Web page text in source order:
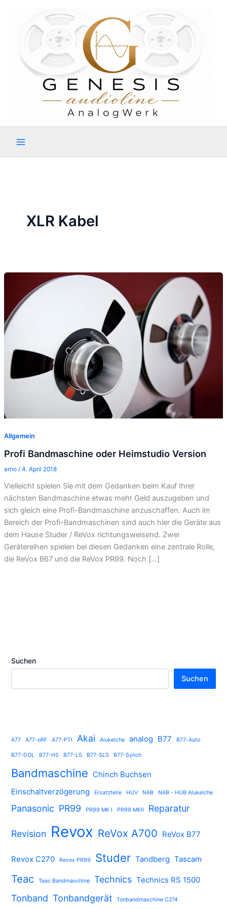
springen
XLR Kabel
Allgemein
Profi Bandmaschine oder Heimstudio Version
arno / 4. April 2018
Vielleicht spielen Sie mit dem Gedanken beim Kauf Ihrer
nächsten Bandmaschine etwas mehr Geld auszugeben und
sich gleich eine Profi-Bandmaschine anzuschaffen. Auch im
Bereich der Profi-Bandmaschinen sind auch hier die Geräte aus
dem Hause Studer / ReVox richtungsweisend. Zwei
Gerätereihen spielen bei diesen Gedanken eine zentrale Rolle,
die ReVox B67 und die ReVox PR99. Noch […]
Suchen
Suchen
A77 A77-oRF A77-PTI Akai Alukelche analog B77 B77-Auto
B77-DOL B77-HS B77-LS B77-SLS B77-Synch
Bandmaschine Chinch Buchsen
Einschaltverzögerung
Ersatzteile HUV NAB NAB - HUB Alukelche
Panasonic PR99 PR99 MK I PR99 MKII Reparatur
Revision Revox ReVox A700 ReVox B77
Revox C270 Revox PR99 Studer Tandberg Tascam
Teac Teac Bandmaschine Technics Technics RS 1500
Tonband Tonbandgerät Tonbandmaschine C274